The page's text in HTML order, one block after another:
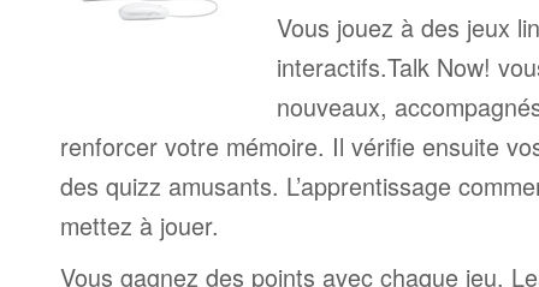
Vous jouez à des jeux
interactifs.Talk Now!
nouveaux,
renforcer votre mémoire. Il vérifie ensuite
des quizz amusants. L’apprentissage
mettez à jouer.
Vous gagnez des points avec chaque jeu.